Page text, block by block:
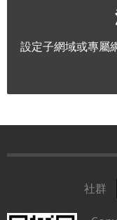
設定子網域或專屬
社群